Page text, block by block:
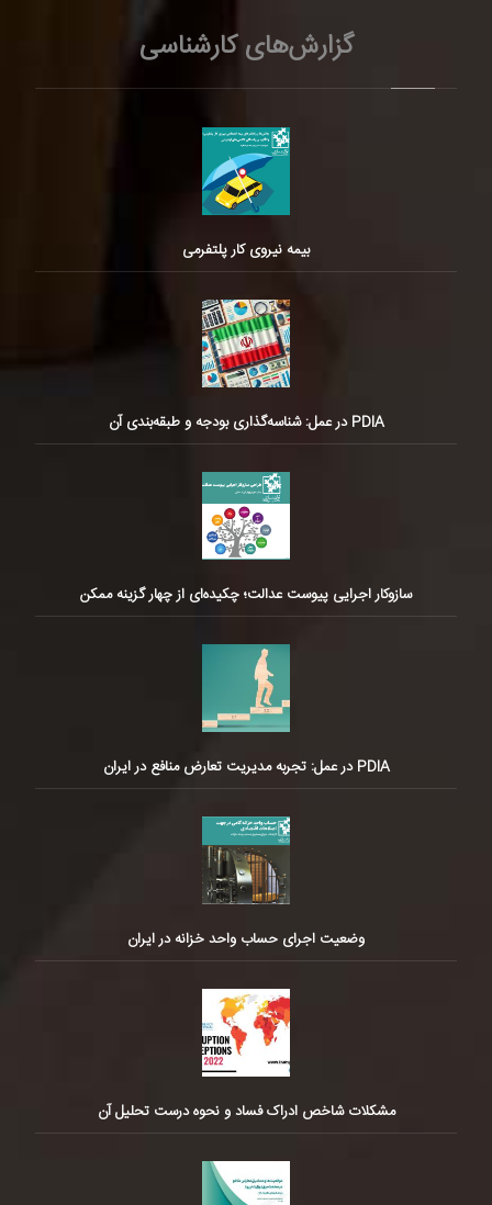
گزارش‌های کارشناسی
بیمه نیروی کار پلتفرمی
PDIA در عمل: شناسه‌گذاری بودجه و طبقه‌بندی آن
سازوکار اجرایی پیوست عدالت؛ چکیده‌ای از چهار گزینه ممکن
PDIA در عمل: تجربه مدیریت تعارض منافع در ایران
وضعیت اجرای حساب واحد خزانه در ایران
مشکلات شاخص ادراک فساد و نحوه درست تحلیل آن